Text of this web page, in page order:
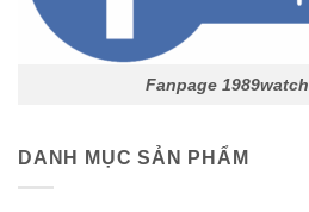
Fanpage 1989watch
DANH MỤC SẢN PHẨM